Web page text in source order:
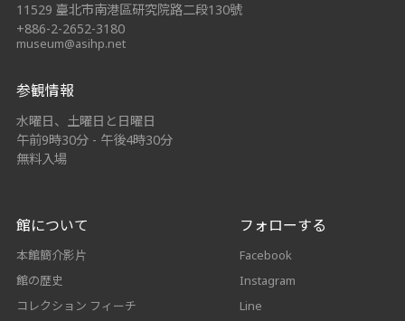
11529 臺北市南港區研究院路二段130號
+886-2-2652-3180
museum@asihp.net
参観情報
水曜日、土曜日と日曜日
午前9時30分 - 午後4時30分
無料入場
館について
本館簡介影片
館の歴史
コレクション フィーチ
フォローする
Facebook
Instagram
Line